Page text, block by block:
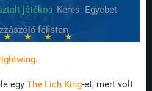
játékos Keres: Egyebet
.
egy The Lich King-et, mert volt